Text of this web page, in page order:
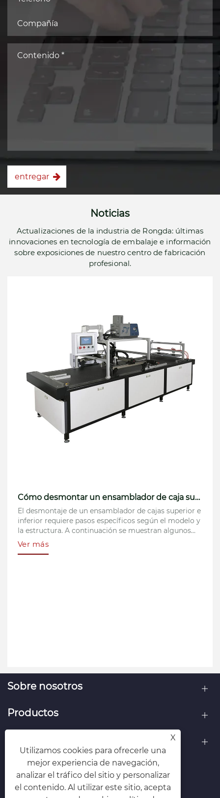
entregar
Noticias
Actualizaciones de la industria de Rongda: últimas
innovaciones en tecnología de embalaje e información
sobre exposiciones de nuestro centro de fabricación
profesional.
El principio de funcionamiento de una máquina
automática de procesamiento de cartón se basa
principalmente en el funcionamiento coordinado de
un sistema de servocontrol y sensores de alta
Ver más
Sobre nosotros
Productos
SÍGANOS
X
Utilizamos cookies para ofrecerle una
mejor experiencia de navegación,
analizar el tráfico del sitio y personalizar
el contenido. Al utilizar este sitio, acepta